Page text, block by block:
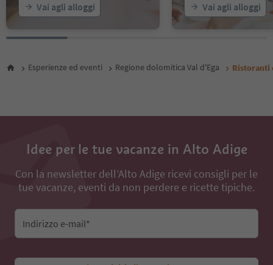
Vai agli alloggi Vai agli alloggi
Esperienze ed eventi Regione dolomitica Val d'Ega Ristoranti
Idee per le tue vacanze in Alto Adige
Con la newsletter dell’Alto Adige ricevi consigli per le
tue vacanze, eventi da non perdere e ricette tipiche.
Indirizzo e-mail*